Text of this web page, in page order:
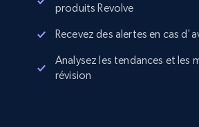
produits Revolve
Recevez des alertes en cas
Analysez les tendances et les
révision